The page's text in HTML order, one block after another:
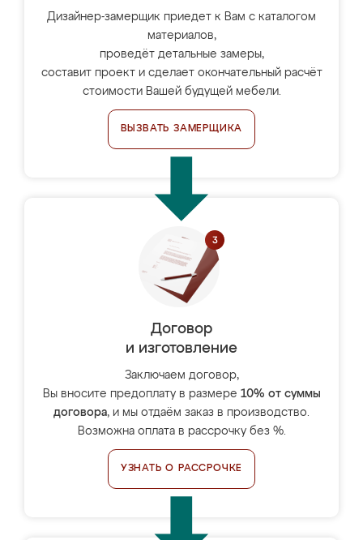
Дизайнер-замерщик приедет к Вам с каталогом
материалов,
проведёт детальные замеры,
составит проект и сделает окончательный расчёт
стоимости Вашей будущей мебели.
ВЫЗВАТЬ ЗАМЕРЩИКА
Договор
и изготовление
Заключаем договор,
Вы вносите предоплату в размере 10% от суммы
договора, и мы отдаём заказ в производство.
Возможна оплата в рассрочку без %.
УЗНАТЬ О РАССРОЧКЕ